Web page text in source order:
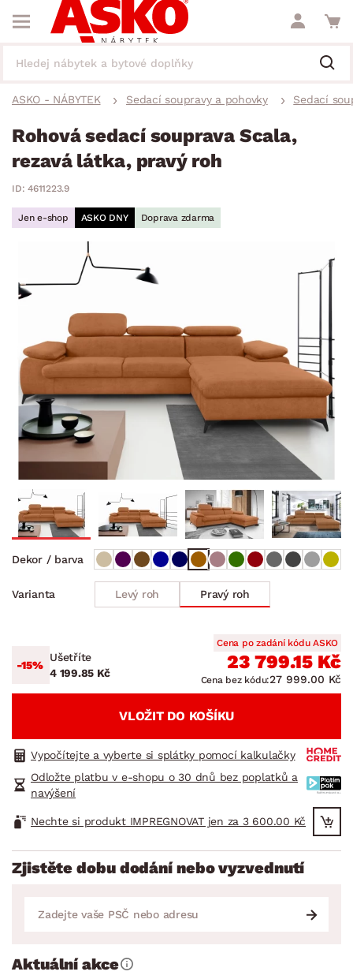
ASKO - NÁBYTEK Sedací soupravy a pohovky Sedací
Rohová sedací souprava Scala,
rezavá látka, pravý roh
ID: 4611223.9
Jen e-shop ASKO DNY Doprava zdarma
Dekor / barva
Varianta Levý roh Pravý roh
-15%
Ušetříte
4 199.85 Kč
Cena po zadání kódu ASKO
23 799.15 Kč
Cena bez kódu:27 999.00 Kč
VLOŽIT DO KOŠÍKU
Vypočítejte a vyberte si splátky pomocí kalkulačky
Odložte platbu v e-shopu o 30 dnů bez poplatků a
navýšení
Nechte si produkt IMPREGNOVAT jen za 3 600.00 Kč
Zjistěte dobu dodání nebo vyzvednutí
Aktuální akce